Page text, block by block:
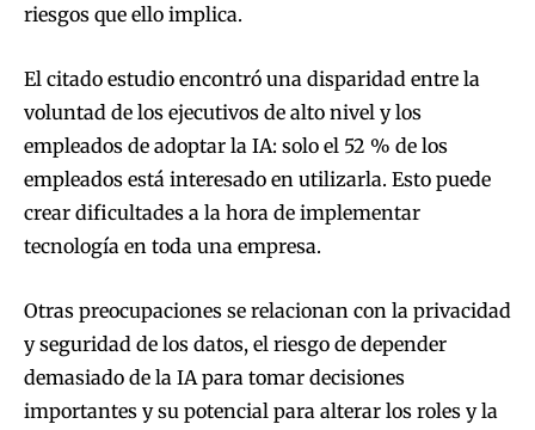
riesgos que ello implica.
El citado estudio encontró una disparidad entre la
voluntad de los ejecutivos de alto nivel y los
empleados de adoptar la IA: solo el 52 % de los
empleados está interesado ​​en utilizarla. Esto puede
crear dificultades a la hora de implementar
tecnología en toda una empresa.
Otras preocupaciones se relacionan con la privacidad
y seguridad de los datos, el riesgo de depender
demasiado de la IA para tomar decisiones
importantes y su potencial para alterar los roles y la